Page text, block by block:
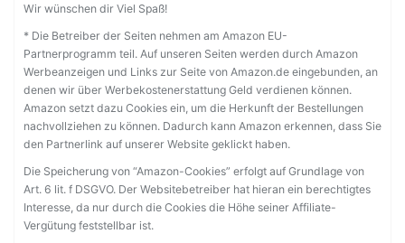
Wir wünschen dir Viel Spaß!
* Die Betreiber der Seiten nehmen am Amazon EU-
Partnerprogramm teil. Auf unseren Seiten werden durch Amazon
Werbeanzeigen und Links zur Seite von Amazon.de eingebunden, an
denen wir über Werbekostenerstattung Geld verdienen können.
Amazon setzt dazu Cookies ein, um die Herkunft der Bestellungen
nachvollziehen zu können. Dadurch kann Amazon erkennen, dass Sie
den Partnerlink auf unserer Website geklickt haben.
Die Speicherung von “Amazon-Cookies” erfolgt auf Grundlage von
Art. 6 lit. f DSGVO. Der Websitebetreiber hat hieran ein berechtigtes
Interesse, da nur durch die Cookies die Höhe seiner Affiliate-
Vergütung feststellbar ist.